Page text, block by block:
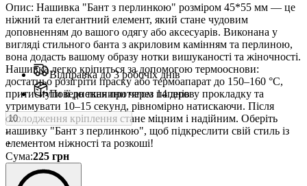
Опис: Нашивка "Бант з перлинкою" розміром 45*55 мм — це
ніжний та елегантний елемент, який стане чудовим
доповненням до вашого одягу або аксесуарів. Виконана у
вигляді стильного банта з акриловим камінням та перлиною,
вона додасть вашому образу нотки вишуканості та жіночності.
Нашивка легко кріпиться за допомогою термооснови:
достатньо розігріти праску або термоапарат до 150–160 °C,
притиснути її до тканини через паперову прокладку та
утримувати 10–15 секунд, рівномірно натискаючи. Після
охолодження кріплення стане міцним і надійним. Оберіть
нашивку "Бант з перлинкою", щоб підкреслити свій стиль із
елементом ніжності та розкоші!
Відправка до 3 робочіх днів
Повернення протягом 14 днів
-
+
Сума:225 грн